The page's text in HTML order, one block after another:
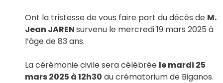
Ont la tristesse de vous faire part du décès de M.
Jean JARENsurvenu le mercredi 19 mars 2025 à
l’âge de 83 ans.
La cérémonie civile sera célébrée le mardi 25
mars 2025 à 12h30 au crématorium de Biganos.